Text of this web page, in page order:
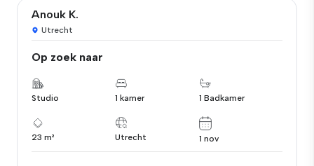
Anouk K.
Utrecht
Op zoek naar
Studio 1 kamer 1 Badkamer
23 m² Utrecht 1 nov